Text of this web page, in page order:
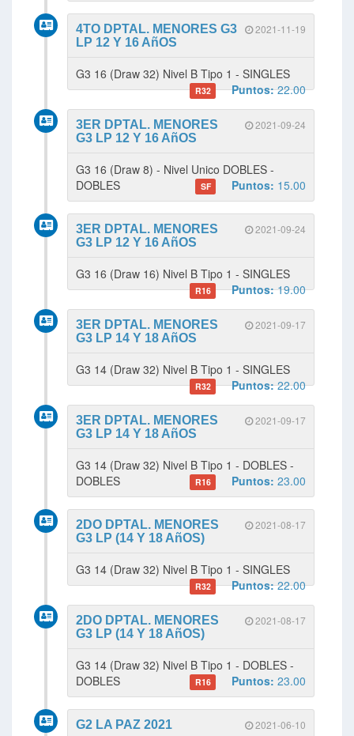
2021-11-19
4TO DPTAL. MENORES G3
LP 12 Y 16 AñOS
G3 16 (Draw 32) Nivel B Tipo 1 - SINGLES
R32 Puntos:22.00
2021-09-24
3ER DPTAL. MENORES
G3 LP 12 Y 16 AñOS
G3 16 (Draw 8) - Nivel Unico DOBLES -
DOBLES
SF Puntos: 15.00
2021-09-24
3ER DPTAL. MENORES
G3 LP 12 Y 16 AñOS
G3 16 (Draw 16) Nivel B Tipo 1 - SINGLES
R16 Puntos:19.00
2021-09-17
3ER DPTAL. MENORES
G3 LP 14 Y 18 AñOS
G3 14 (Draw 32) Nivel B Tipo 1 - SINGLES
R32 Puntos:22.00
2021-09-17
3ER DPTAL. MENORES
G3 LP 14 Y 18 AñOS
G3 14 (Draw 32) Nivel B Tipo 1 - DOBLES -
DOBLES
R16 Puntos: 23.00
2021-08-17
2DO DPTAL. MENORES
G3 LP (14 Y 18 AñOS)
G3 14 (Draw 32) Nivel B Tipo 1 - SINGLES
R32 Puntos:22.00
2021-08-17
2DO DPTAL. MENORES
G3 LP (14 Y 18 AñOS)
G3 14 (Draw 32) Nivel B Tipo 1 - DOBLES -
DOBLES
R16 Puntos: 23.00
2021-06-10
G2 LA PAZ 2021